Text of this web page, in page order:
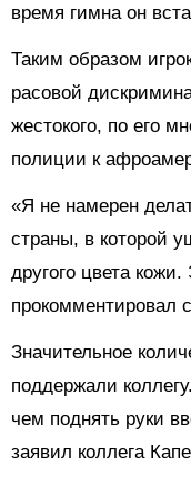
время гимна он
Таким образом
расовой
жестокого, по его
полиции к
«Я не намерен
страны, в которой
другого цвета
прокомментировал
Значительное
поддержали
чем поднять руки
заявил коллега